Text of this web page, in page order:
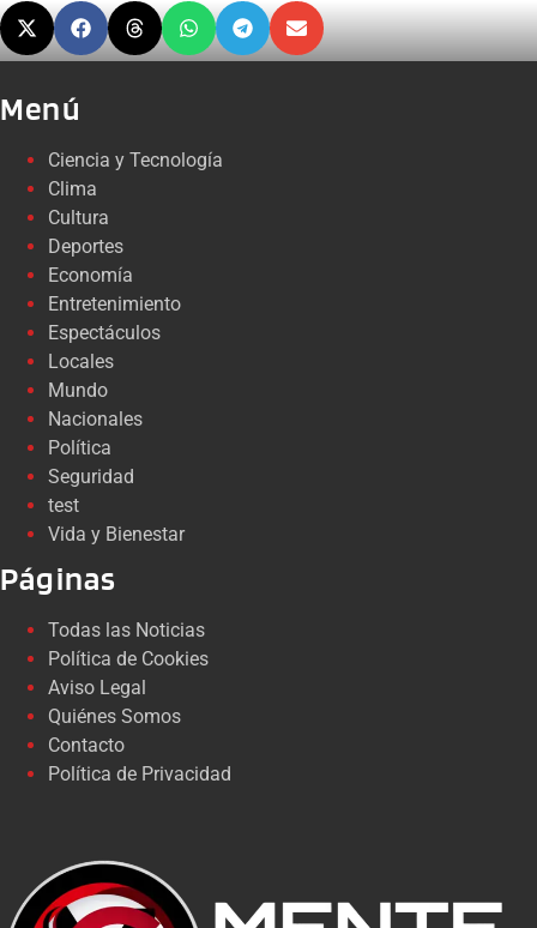
Menú
Ciencia y Tecnología
Clima
Cultura
Deportes
Economía
Entretenimiento
Espectáculos
Locales
Mundo
Nacionales
Política
Seguridad
test
Vida y Bienestar
Páginas
Todas las Noticias
Política de Cookies
Aviso Legal
Quiénes Somos
Contacto
Política de Privacidad